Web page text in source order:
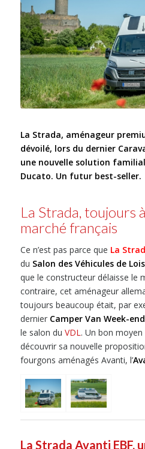
La Strada, aménageur
dévoilé, lors du dernier
une nouvelle solution
Ducato. Un futur best-seller.
La Strada, toujours
marché français
Ce n’est pas parce que La
du Salon des Véhicules de
que le constructeur délaisse le
contraire, cet aménageur
toujours beaucoup était, par
dernier Camper Van Week-
le salon du VDL . Un bon moyen
découvrir sa nouvelle
fourgons aménagés Avanti, l’
La Strada Avanti EBF,